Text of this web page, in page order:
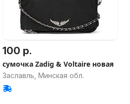
100 р.
сумочка Zadig & Voltaire новая
Заславль, Минская обл.